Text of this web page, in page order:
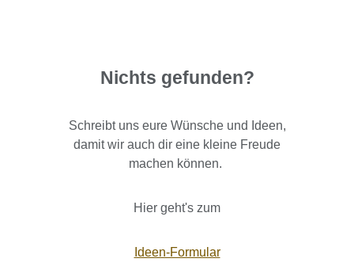
Nichts gefunden?
Schreibt uns eure Wünsche und Ideen,
damit wir auch dir eine kleine Freude
machen können.
Hier geht's zum
Ideen-Formular